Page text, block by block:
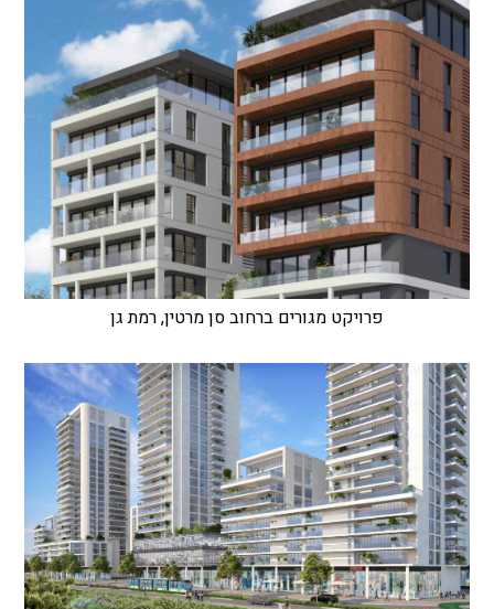
פרויקט מגורים ברחוב סן מרטין, רמת גן